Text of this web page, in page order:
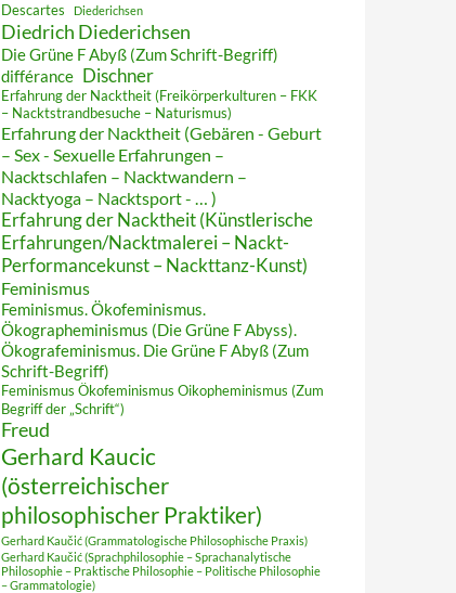
Descartes Diederichsen
Diedrich Diederichsen
Die Grüne F Abyß (Zum Schrift-Begriff)
différance
Dischner
Erfahrung der Nacktheit (Freikörperkulturen – FKK
– Nacktstrandbesuche – Naturismus)
Erfahrung der Nacktheit (Gebären - Geburt
– Sex - Sexuelle Erfahrungen –
Nacktschlafen – Nacktwandern –
Nacktyoga – Nacktsport - … )
Erfahrung der Nacktheit (Künstlerische
Erfahrungen/Nacktmalerei – Nackt-
Performancekunst – Nackttanz-Kunst)
Feminismus
Feminismus. Ökofeminismus.
Ökographeminismus (Die Grüne F Abyss).
Ökografeminismus. Die Grüne F Abyß (Zum
Schrift-Begriff)
Feminismus Ökofeminismus Oikopheminismus (Zum
Begriff der „Schrift“)
Freud
Gerhard Kaucic
(österreichischer
philosophischer Praktiker)
Gerhard Kaučić (Grammatologische Philosophische Praxis)
Gerhard Kaučić (Sprachphilosophie – Sprachanalytische
Philosophie – Praktische Philosophie – Politische Philosophie
– Grammatologie)